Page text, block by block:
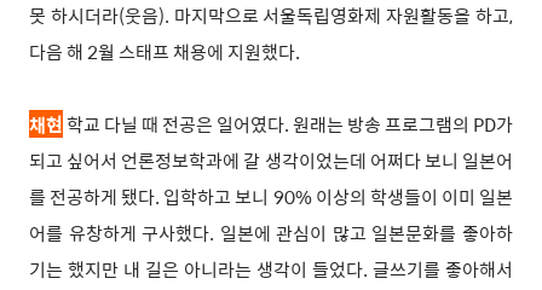
못 하시더라(웃음). 마지막으로 서울독립영화제 자원활동을 하고,
다음 해 2월 스태프 채용에 지원했다.
채현학교 다닐 때 전공은 일어였다. 원래는 방송 프로그램의 PD가
되고 싶어서 언론정보학과에 갈 생각이었는데 어쩌다 보니 일본어
를 전공하게 됐다. 입학하고 보니 90% 이상의 학생들이 이미 일본
어를 유창하게 구사했다. 일본에 관심이 많고 일본문화를 좋아하
기는 했지만 내 길은 아니라는 생각이 들었다. 글쓰기를 좋아해서